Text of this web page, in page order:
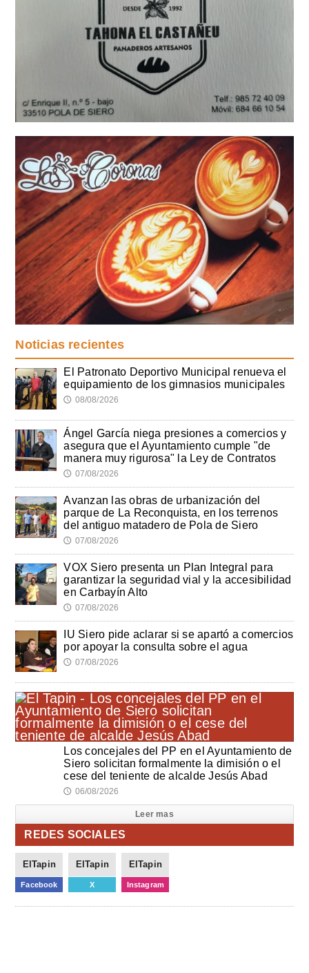
Noticias recientes
El Patronato Deportivo Municipal renueva el
equipamiento de los gimnasios municipales
🕔 08/08/2026
Ángel García niega presiones a comercios y
asegura que el Ayuntamiento cumple "de
manera muy rigurosa" la Ley de Contratos
🕔 07/08/2026
Avanzan las obras de urbanización del
parque de La Reconquista, en los terrenos
del antiguo matadero de Pola de Siero
🕔 07/08/2026
VOX Siero presenta un Plan Integral para
garantizar la seguridad vial y la accesibilidad
en Carbayín Alto
🕔 07/08/2026
IU Siero pide aclarar si se apartó a comercios
por apoyar la consulta sobre el agua
🕔 07/08/2026
Los concejales del PP en el Ayuntamiento de
Siero solicitan formalmente la dimisión o el
cese del teniente de alcalde Jesús Abad
🕔 06/08/2026
Leer mas
REDES SOCIALES
ElTapin
Facebook
ElTapin
X
ElTapin
Instagram